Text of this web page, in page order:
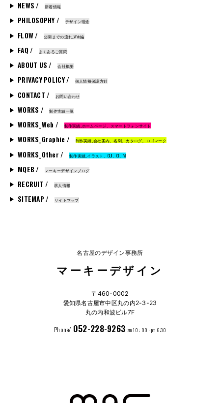
NEWS / 新着情報
PHILOSOPHY / デザイン理念
FLOW / 公開までの流れ_Web編
FAQ / よくあるご質問
ABOUT US / 会社概要
PRIVACY POLICY / 個人情報保護方針
CONTACT / お問い合わせ
WORKS / 制作実績一覧
WORKS_Web / 制作実績_ホームページ、スマートフォンサイト
WORKS_Graphic / 制作実績_会社案内、名刺、カタログ、ロゴマーク
WORKS_Other / 制作実績_イラスト、GUI、CI、VI
MQEB / マーキーデザインブログ
RECRUIT / 求人情報
SITEMAP / サイトマップ
名古屋のデザイン事務所
マーキーデザイン
〒460-0002
愛知県名古屋市中区丸の内2-3-23
丸の内和波ビル7F
Phone/ 052-228-9263 am 10 : 00 - pm 6:30